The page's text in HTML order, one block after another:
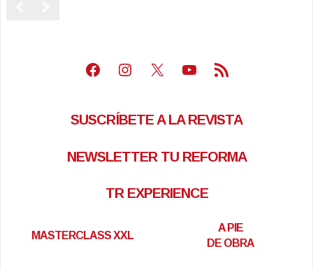
Facebook
Instagram
X Youtube
Feed RSS
SUSCRÍBETE A LA REVISTA
NEWSLETTER TU REFORMA
TR EXPERIENCE
MASTERCLASS XXL
A PIE
DE OBRA